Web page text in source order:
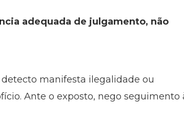
adequada de julgamento, não
manifesta ilegalidade ou
Ante o exposto, nego seguimento